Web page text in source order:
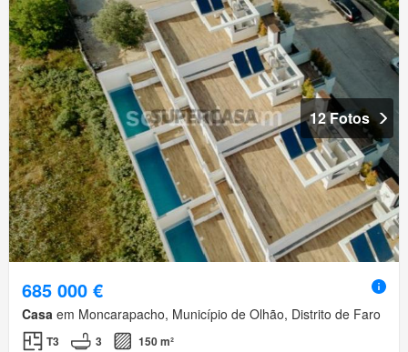
12 Fotos
685 000 €
Casa em Moncarapacho, Município de Olhão, Distrito de Faro
T3 3 150 m²